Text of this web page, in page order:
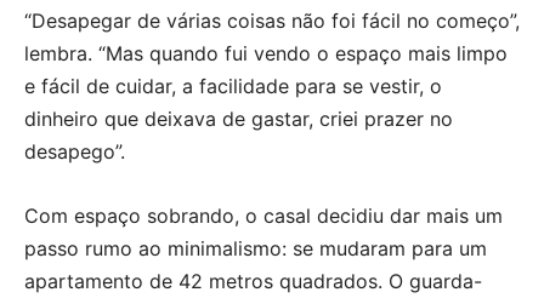
“Desapegar de várias coisas não foi fácil no começo”,
lembra. “Mas quando fui vendo o espaço mais limpo
e fácil de cuidar, a facilidade para se vestir, o
dinheiro que deixava de gastar, criei prazer no
desapego”.
Com espaço sobrando, o casal decidiu dar mais um
passo rumo ao minimalismo: se mudaram para um
apartamento de 42 metros quadrados. O guarda-